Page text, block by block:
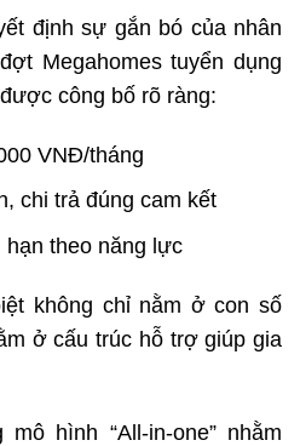
định sự gắn bó của nhân
Megahomes tuyển dụng
công bố rõ ràng:
VNĐ/tháng
chi trả đúng cam kết
theo năng lực
không chỉ nằm ở con số
ở cấu trúc hỗ trợ giúp gia
hình “All-in-one” nhằm